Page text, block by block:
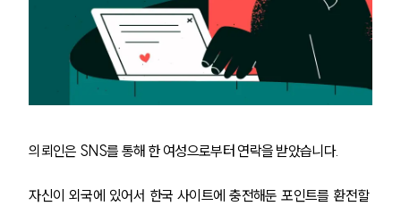
의뢰인은 SNS를 통해 한 여성으로부터 연락을 받았습니다.
자신이 외국에 있어서 한국 사이트에 충전해둔 포인트를 환전할